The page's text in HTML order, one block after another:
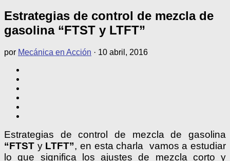
Estrategias de control de mezcla de
gasolina “FTST y LTFT”
por Mecánica en Acción · 10 abril, 2016
Estrategias de control de mezcla de gasolina
“FTST y LTFT”, en esta charla vamos a estudiar
lo que significa los ajustes de mezcla corto y